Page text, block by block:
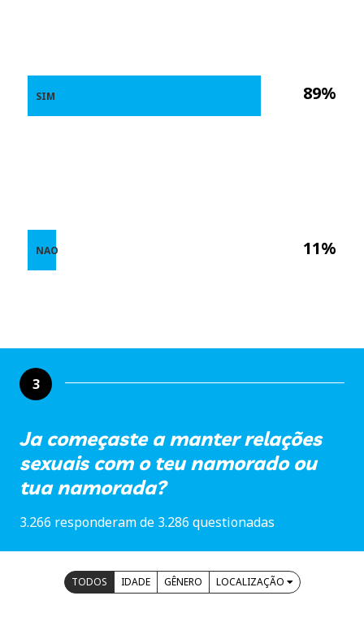
89%
11%
SIM
NAO
3
Ja começaste a manter relações
sexuais com o teu namorado ou
tua namorada?
3.266 responderam de 3.286 questionadas
TODOS IDADE GÊNERO LOCALIZAÇÃO